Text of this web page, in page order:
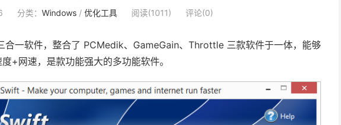
分类： Windows / 优化工具 阅读(1011) 评论(0)
合一软件，整合了 PCMedik、GameGain、Throttle 三款软件于一体，能够
+网速，是款功能强大的多功能软件。